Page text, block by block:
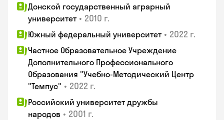
Донской государственный аграрный
университет • 2010 г.
Южный федеральный университет • 2022 г.
Частное Образовательное Учреждение
Дополнительного Профессионального
Образования "Учебно-Методический Центр
"Темпус" • 2022 г.
Российский университет дружбы
народов • 2001 г.